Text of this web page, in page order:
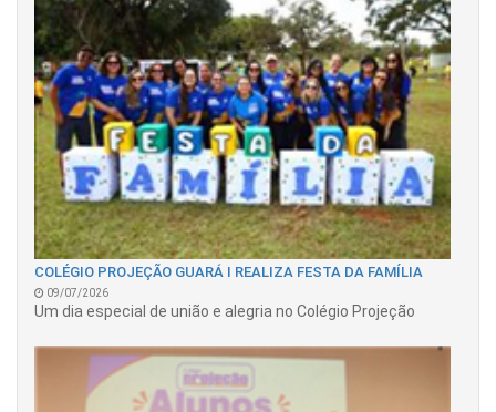
COLÉGIO PROJEÇÃO GUARÁ I REALIZA FESTA DA FAMÍLIA
09/07/2026
Um dia especial de união e alegria no Colégio Projeção